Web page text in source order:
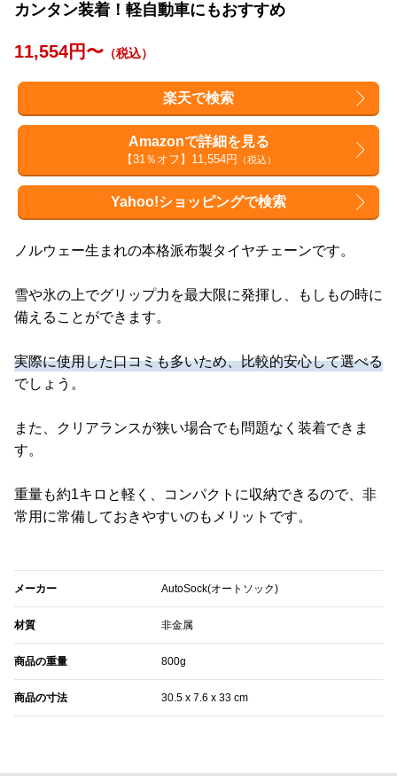
カンタン装着！軽自動車にもおすすめ
11,554円〜 （税込）
楽天で検索
Amazonで詳細を見る
【31％オフ】11,554円 （税込）
Yahoo!ショッピングで検索
ノルウェー生まれの本格派布製タイヤチェーンです。
雪や氷の上でグリップ力を最大限に発揮し、もしもの時に
備えることができます。
実際に使用した口コミも多いため、比較的安心して選べる
でしょう。
また、クリアランスが狭い場合でも問題なく装着できま
す。
重量も約1キロと軽く、コンパクトに収納できるので、非
常用に常備しておきやすいのもメリットです。
メーカー AutoSock(オートソック)
材質 非金属
商品の重量 800g
商品の寸法 30.5 x 7.6 x 33 cm